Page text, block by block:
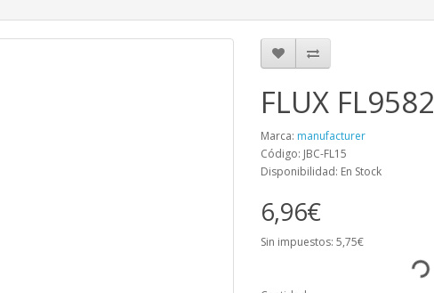
FLUX FL9582
Marca: manufacturer
Código: JBC-FL15
Disponibilidad: En Stock
6,96€
Sin impuestos: 5,75€